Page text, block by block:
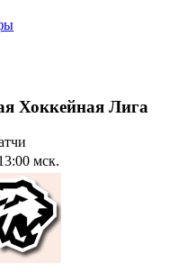
Хоккейная Лига
мск.